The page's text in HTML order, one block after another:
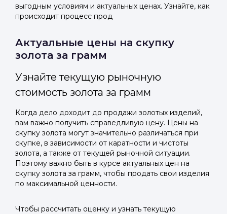
выгодным условиям и актуальных ценах. Узнайте, как
происходит процесс прод
Актуальные цены на скупку
золота за грамм
Узнайте текущую рыночную
стоимость золота за грамм
Когда дело доходит до продажи золотых изделий,
вам важно получить справедливую цену. Цены на
скупку золота могут значительно различаться при
скупке, в зависимости от каратности и чистоты
золота, а также от текущей рыночной ситуации.
Поэтому важно быть в курсе актуальных цен на
скупку золота за грамм, чтобы продать свои изделия
по максимальной ценности.
Чтобы рассчитать оценку и узнать текущую